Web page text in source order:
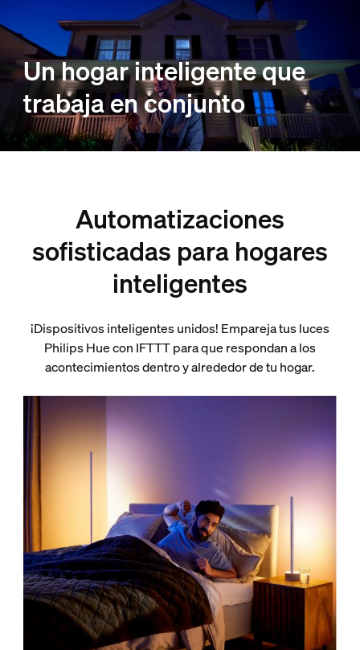
Un hogar inteligente que
trabaja en conjunto
Automatizaciones
sofisticadas para hogares
inteligentes
¡Dispositivos inteligentes unidos! Empareja tus luces
Philips Hue con IFTTT para que respondan a los
acontecimientos dentro y alrededor de tu hogar.